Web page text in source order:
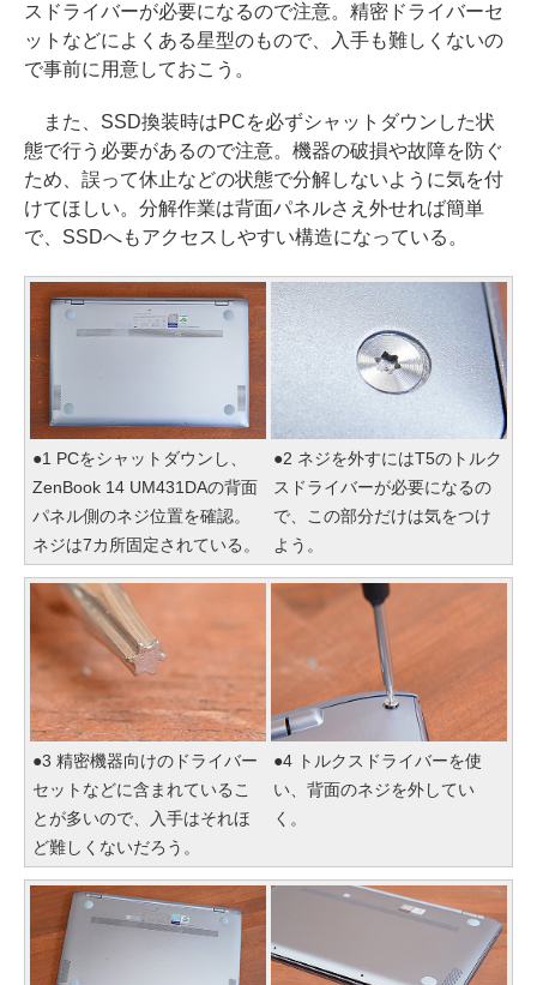
スドライバーが必要になるので注意。精密ドライバーセ
ットなどによくある星型のもので、入手も難しくないの
で事前に用意しておこう。
また、SSD換装時はPCを必ずシャットダウンした状
態で行う必要があるので注意。機器の破損や故障を防ぐ
ため、誤って休止などの状態で分解しないように気を付
けてほしい。分解作業は背面パネルさえ外せれば簡単
で、SSDへもアクセスしやすい構造になっている。
●1 PCをシャットダウンし、
ZenBook 14 UM431DAの背面
パネル側のネジ位置を確認。
ネジは7カ所固定されている。
●2 ネジを外すにはT5のトルク
スドライバーが必要になるの
で、この部分だけは気をつけ
よう。
●3 精密機器向けのドライバー
セットなどに含まれているこ
とが多いので、入手はそれほ
ど難しくないだろう。
●4 トルクスドライバーを使
い、背面のネジを外してい
く。